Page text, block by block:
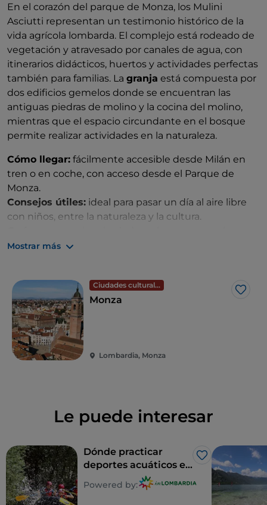
En el corazón del parque de Monza, los Mulini
Asciutti representan un testimonio histórico de la
vida agrícola lombarda. El complejo está rodeado de
vegetación y atravesado por canales de agua, con
itinerarios didácticos, huertos y actividades perfectas
también para familias. La granja está compuesta por
dos edificios gemelos donde se encuentran las
antiguas piedras de molino y la cocina del molino,
mientras que el espacio circundante en el bosque
permite realizar actividades en la naturaleza.
Cómo llegar: fácilmente accesible desde Milán en
tren o en coche, con acceso desde el Parque de
Monza.
Consejos útiles: ideal para pasar un día al aire libre
con niños, entre la naturaleza y la cultura.
lugares de restauración con productos locales y
Mostrar más
Ciudades culturales
Me
Monza
Lombardia, Monza
Le puede interesar
Me gusta
Dónde practicar
deportes acuáticos en
Powered by: